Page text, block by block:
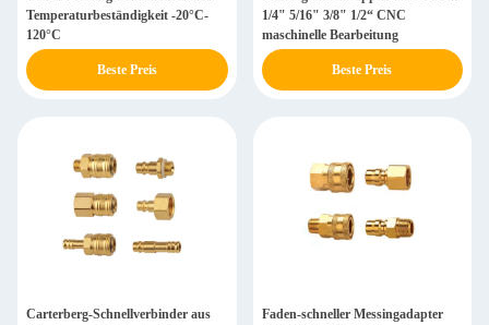
Temperaturbeständigkeit -20°C-
120°C
Beste Preis
1/4" 5/16" 3/8" 1/2“ CNC
maschinelle Bearbeitung
Beste Preis
Carterberg-Schnellverbinder aus
Faden-schneller Messingadapter